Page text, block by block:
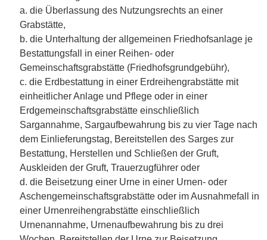
a. die Überlassung des Nutzungsrechts an einer
Grabstätte,
b. die Unterhaltung der allgemeinen Friedhofsanlage je
Bestattungsfall in einer Reihen- oder
Gemeinschaftsgrabstätte (Friedhofsgrundgebühr),
c. die Erdbestattung in einer Erdreihengrabstätte mit
einheitlicher Anlage und Pflege oder in einer
Erdgemeinschaftsgrabstätte einschließlich
Sargannahme, Sargaufbewahrung bis zu vier Tage nach
dem Einlieferungstag, Bereitstellen des Sarges zur
Bestattung, Herstellen und Schließen der Gruft,
Auskleiden der Gruft, Trauerzugführer oder
d. die Beisetzung einer Urne in einer Urnen- oder
Aschengemeinschaftsgrabstätte oder im Ausnahmefall in
einer Urnenreihengrabstätte einschließlich
Urnenannahme, Urnenaufbewahrung bis zu drei